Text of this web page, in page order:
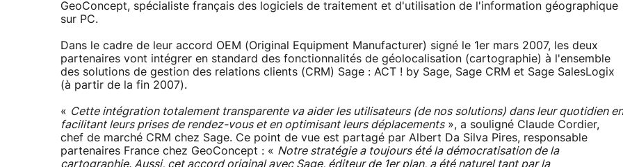
GeoConcept, spécialiste français des logiciels de traitement et d'utilisation de l'information géographique
sur PC.
Dans le cadre de leur accord OEM (Original Equipment Manufacturer) signé le 1er mars 2007, les deux
partenaires vont intégrer en standard des fonctionnalités de géolocalisation (cartographie) à l'ensemble
des solutions de gestion des relations clients (CRM) Sage : ACT ! by Sage, Sage CRM et Sage SalesLogix
(à partir de la fin 2007).
« Cette intégration totalement transparente va aider les utilisateurs (de nos solutions) dans leur quotidien en
facilitant leurs prises de rendez-vous et en optimisant leurs déplacements», a souligné Claude Cordier,
chef de marché CRM chez Sage. Ce point de vue est partagé par Albert Da Silva Pires, responsable
partenaires France chez GeoConcept : « Notre stratégie a toujours été la démocratisation de la
cartographie. Aussi, cet accord original avec Sage, éditeur de 1er plan, a été naturel tant par la